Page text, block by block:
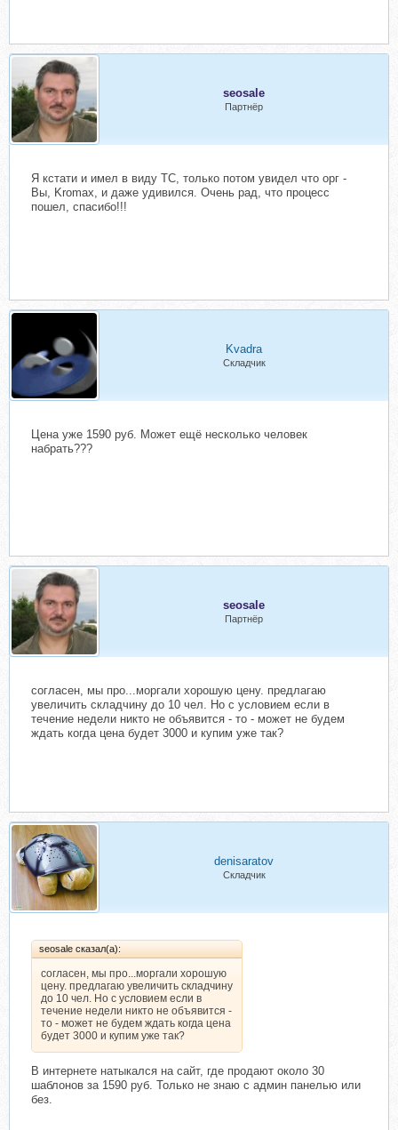
seosale
Партнёр
Я кстати и имел в виду ТС, только потом увидел что орг -
Вы, Kromax, и даже удивился. Очень рад, что процесс
пошел, спасибо!!!
Kvadra
Складчик
Цена уже 1590 руб. Может ещё несколько человек
набрать???
seosale
Партнёр
согласен, мы про...моргали хорошую цену. предлагаю
увеличить складчину до 10 чел. Но с условием если в
течение недели никто не объявится - то - может не будем
ждать когда цена будет 3000 и купим уже так?
denisaratov
Складчик
seosale сказал(а):
согласен, мы про...моргали хорошую
цену. предлагаю увеличить складчину
до 10 чел. Но с условием если в
течение недели никто не объявится -
то - может не будем ждать когда цена
будет 3000 и купим уже так?
В интернете натыкался на сайт, где продают около 30
шаблонов за 1590 руб. Только не знаю с админ панелью или
без.